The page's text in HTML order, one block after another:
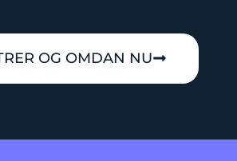
OG OMDAN NU